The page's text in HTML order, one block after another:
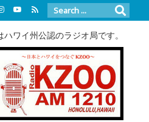
ワイ州公認のラジオ局です。